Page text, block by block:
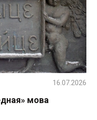
мова
16.07.2026